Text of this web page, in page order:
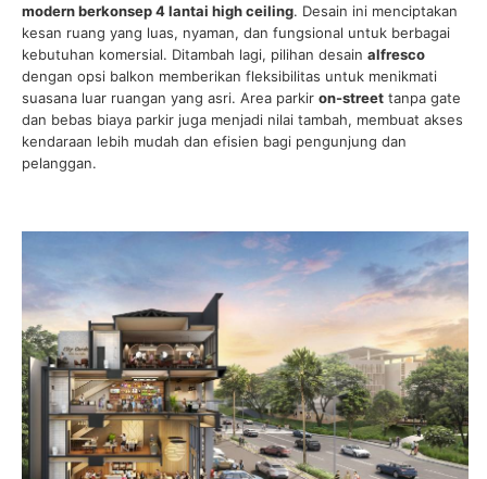
modern berkonsep 4 lantai high ceiling. Desain ini menciptakan
kesan ruang yang luas, nyaman, dan fungsional untuk berbagai
kebutuhan komersial. Ditambah lagi, pilihan desain alfresco
dengan opsi balkon memberikan fleksibilitas untuk menikmati
suasana luar ruangan yang asri. Area parkir on-street tanpa gate
dan bebas biaya parkir juga menjadi nilai tambah, membuat akses
kendaraan lebih mudah dan efisien bagi pengunjung dan
pelanggan.